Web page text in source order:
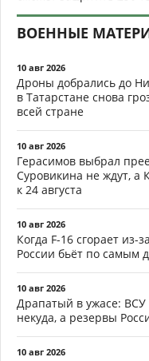
ВОЕННЫЕ
10 авг 2026
Дроны добрались до
в Татарстане снова
всей стране
10 авг 2026
Герасимов выбрал
Суровикина не ждут, а
к 24 августа
10 авг 2026
Когда F-16 сгорает из-
России бьёт по самым
10 авг 2026
Драпатый в ужасе: ВСУ
некуда, а резервы
10 авг 2026